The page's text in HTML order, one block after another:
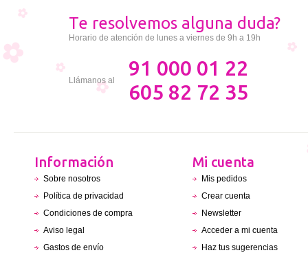
Te resolvemos alguna duda?
Horario de atención de lunes a viernes de 9h a 19h
Llámanos al
91 000 01 22
605 82 72 35
Información
Sobre nosotros
Política de privacidad
Condiciones de compra
Aviso legal
Gastos de envío
Mi cuenta
Mis pedidos
Crear cuenta
Newsletter
Acceder a mi cuenta
Haz tus sugerencias